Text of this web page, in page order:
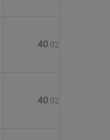
40.02
40.02